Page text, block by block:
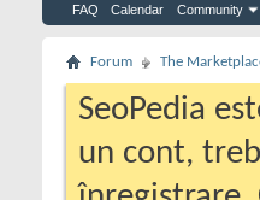
FAQ Calendar Community
Forum The
SeoPedia
un cont,